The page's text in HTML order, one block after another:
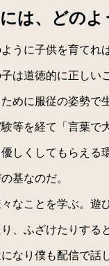
は、どの
うに子供を育てれ
は道徳的に正しい
めに服従の姿勢で
等を経て「言葉で
しくしてもらえる
基なのだ。
なことを学ぶ。遊
、ふざけたりする
なり僕も配信で話